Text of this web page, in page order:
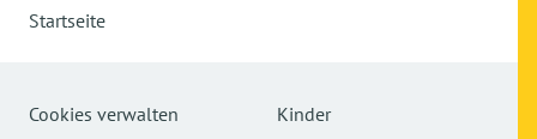
Startseite
Cookies verwalten Kinder